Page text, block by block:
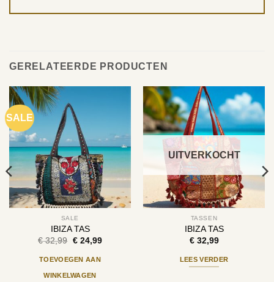
GERELATEERDE PRODUCTEN
SALE
SALE
IBIZA TAS
€32,99 Oorspronkelijke
was:
€ 32,99.
€24,99Huidige
TOEVOEGEN AAN
WINKELWAGEN
UITVERKOCHT
TASSEN
IBIZA TAS
€32,99
LEES VERDER